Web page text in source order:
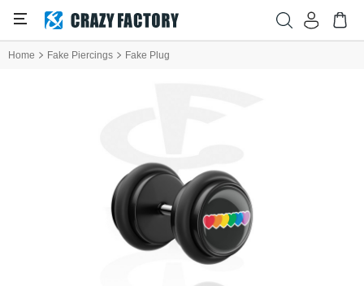
Home Fake Piercings Fake Plug